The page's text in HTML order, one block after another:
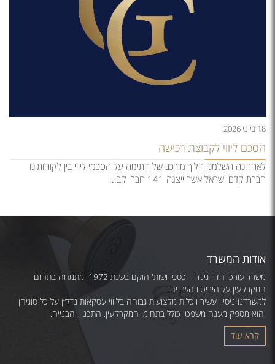
18 ביוני 2026
הסכם ליווי לקבוצת רכישה
לאחרונה השלמנו הליך מורכב של חתימה על הסכמי ליווי בין לקוחותינו
חברת קדם ישראל אשר ייצגה 141 חברי קב...
אודות המשרד
משרד עורכי הדין גינדי - כספי ושות' הוקם בשנת 1972 ומתמחה בתחום
המקרקעין על היביטיו השונים.
למשרדנו ניסיון עשיר ויכלות מקצועית גבוהה בליווי עסקאות נדל״ן על כל סוגיהן
והוא מספק מענה משפטי כולל בתחומי המקרקעין, התכנון והבנייה.
קרא עוד